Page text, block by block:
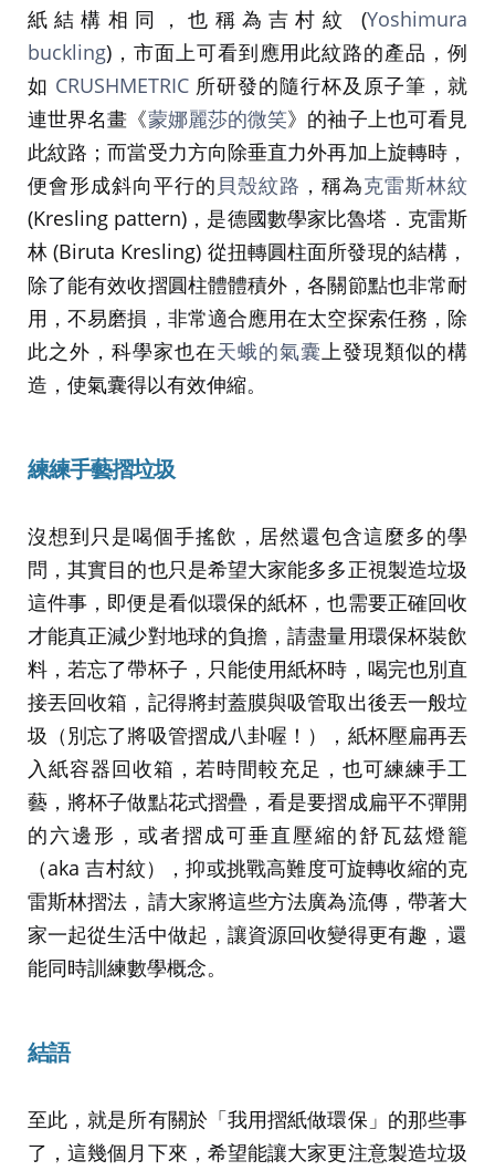
紙結構相同，也稱為吉村紋 (Yoshimura
buckling)，市面上可看到應用此紋路的產品，例
如 CRUSHMETRIC 所研發的隨行杯及原子筆，就
連世界名畫《蒙娜麗莎的微笑》的袖子上也可看見
此紋路；而當受力方向除垂直力外再加上旋轉時，
便會形成斜向平行的 貝殼紋路 ，稱為克雷斯林紋
(Kresling pattern)，是德國數學家比魯塔．克雷斯
林 (Biruta Kresling) 從扭轉圓柱面所發現的結構，
除了能有效收摺圓柱體體積外，各關節點也非常耐
用，不易磨損，非常適合應用在太空探索任務，除
此之外，科學家也在天蛾的氣囊上發現類似的構
造，使氣囊得以有效伸縮。
練練手藝摺垃圾
沒想到只是喝個手搖飲，居然還包含這麼多的學
問，其實目的也只是希望大家能多多正視製造垃圾
這件事，即便是看似環保的紙杯，也需要正確回收
才能真正減少對地球的負擔，請盡量用環保杯裝飲
料，若忘了帶杯子，只能使用紙杯時，喝完也別直
接丟回收箱，記得將封蓋膜與吸管取出後丟一般垃
圾（別忘了將吸管摺成八卦喔！），紙杯壓扁再丟
入紙容器回收箱，若時間較充足，也可練練手工
藝，將杯子做點花式摺疊，看是要摺成扁平不彈開
的六邊形，或者摺成可垂直壓縮的舒瓦茲燈籠
（aka 吉村紋），抑或挑戰高難度可旋轉收縮的克
雷斯林摺法，請大家將這些方法廣為流傳，帶著大
家一起從生活中做起，讓資源回收變得更有趣，還
能同時訓練數學概念。
結語
至此，就是所有關於「我用摺紙做環保」的那些事
了，這幾個月下來，希望能讓大家更注意製造垃圾